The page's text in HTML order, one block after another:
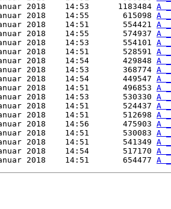
2018    14:53      1183484
A
2018    14:55       615098
A
2018    14:51       554421
A
2018    14:55       574937
A
2018    14:53       554101
A
2018    14:51       528591
A
2018    14:54       429848
A
2018    14:53       368774
A
2018    14:54       449547
A
2018    14:51       496853
A
2018    14:53       530330
A
2018    14:51       524437
A
2018    14:51       512698
A
2018    14:56       475903
A
2018    14:51       530083
A
2018    14:51       541349
A
2018    14:54       517170
A
2018    14:51       654477
A